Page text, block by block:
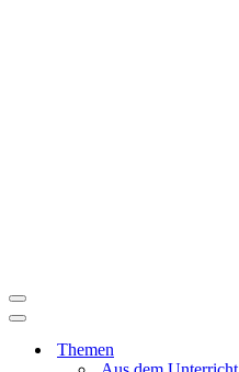
Navigationsmenü
Navigationsmenü
Themen